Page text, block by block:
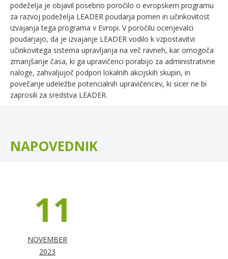
podeželja je objavil posebno poročilo o evropskem programu
za razvoj podeželja LEADER poudarja pomen in učinkovitost
izvajanja tega programa v Evropi. V poročilu ocenjevalci
poudarjajo, da je izvajanje LEADER vodilo k vzpostavitvi
učinkovitega sistema upravljanja na več ravneh, kar omogoča
zmanjšanje časa, ki ga upravičenci porabijo za administrativne
naloge, zahvaljujoč podpori lokalnih akcijskih skupin, in
povečanje udeležbe potencialnih upravičencev, ki sicer ne bi
zaprosili za sredstva LEADER.
NAPOVEDNIK
11
NOVEMBER
2023